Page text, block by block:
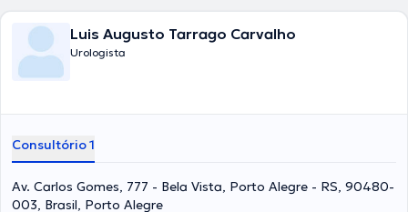
Luis Augusto Tarrago Carvalho
Urologista
Consultório 1
Av. Carlos Gomes, 777 - Bela Vista, Porto Alegre - RS, 90480-
003, Brasil, Porto Alegre